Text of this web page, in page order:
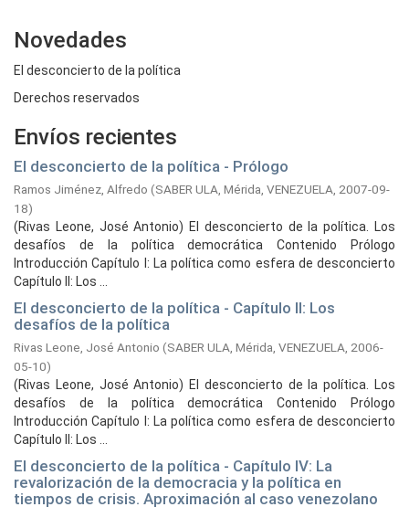
Novedades
El desconcierto de la política
Derechos reservados
Envíos recientes
El desconcierto de la política - Prólogo
Ramos Jiménez, Alfredo (SABER ULA, Mérida, VENEZUELA, 2007-09-
18)
(Rivas Leone, José Antonio) El desconcierto de la política. Los
desafíos de la política democrática Contenido Prólogo
Introducción Capítulo I: La política como esfera de desconcierto
Capítulo II: Los ...
El desconcierto de la política - Capítulo II: Los
desafíos de la política
Rivas Leone, José Antonio (SABER ULA, Mérida, VENEZUELA, 2006-
05-10)
(Rivas Leone, José Antonio) El desconcierto de la política. Los
desafíos de la política democrática Contenido Prólogo
Introducción Capítulo I: La política como esfera de desconcierto
Capítulo II: Los ...
El desconcierto de la política - Capítulo IV: La
revalorización de la democracia y la política en
tiempos de crisis. Aproximación al caso venezolano